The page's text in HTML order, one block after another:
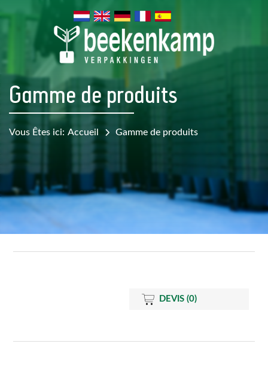
Gamme de produits
Vous Êtes ici: Accueil Gamme de produits
DEVIS (0)